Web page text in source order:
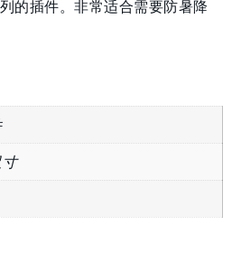
的插件。非常适合需要防暑降